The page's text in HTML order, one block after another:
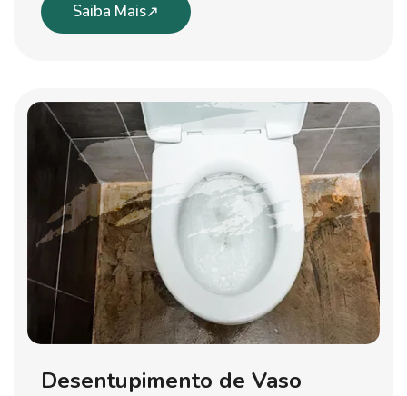
Saiba Mais
Desentupimento de Vaso